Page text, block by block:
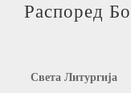
Распоред
Света Литургија